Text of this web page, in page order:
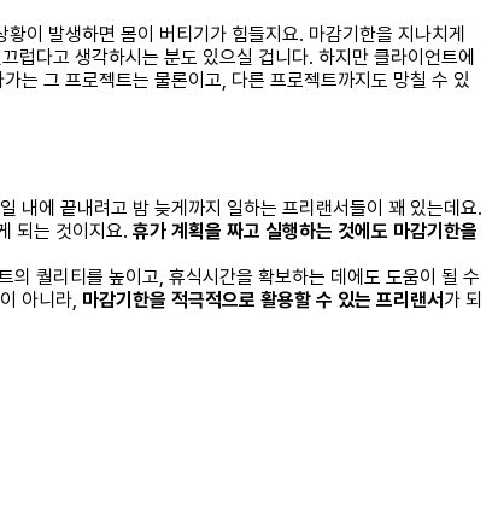
이 발생하면 몸이 버티기가 힘들지요. 마감기한을 지나치게
럽다고 생각하시는 분도 있으실 겁니다. 하지만 클라이언트에
는 그 프로젝트는 물론이고, 다른 프로젝트까지도 망칠 수 있
내에 끝내려고 밤 늦게까지 일하는 프리랜서들이 꽤 있는데요.
되는 것이지요. 휴가 계획을 짜고 실행하는 것에도 마감기한을
퀄리티를 높이고, 휴식시간을 확보하는 데에도 도움이 될 수
아니라, 마감기한을 적극적으로 활용할 수 있는 프리랜서 가 되